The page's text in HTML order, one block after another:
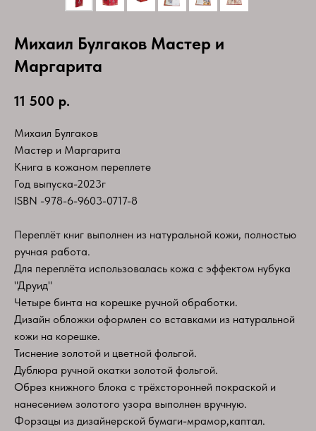
Михаил Булгаков Мастер и
Маргарита
11 500 р.
Михаил Булгаков
Мастер и Маргарита
Книга в кожаном переплете
Год выпуска-2023г
ISBN -978-6-9603-0717-8
Переплёт книг выполнен из натуральной кожи, полностью
ручная работа.
Для переплёта использовалась кожа с эффектом нубука
"Друид"
Четыре бинта на корешке ручной обработки.
Дизайн обложки оформлен со вставками из натуральной
кожи на корешке.
Тиснение золотой и цветной фольгой.
Дублюра ручной окатки золотой фольгой.
Обрез книжного блока с трёхсторонней покраской и
нанесением золотого узора выполнен вручную.
Форзацы из дизайнерской бумаги-мрамор,каптал.